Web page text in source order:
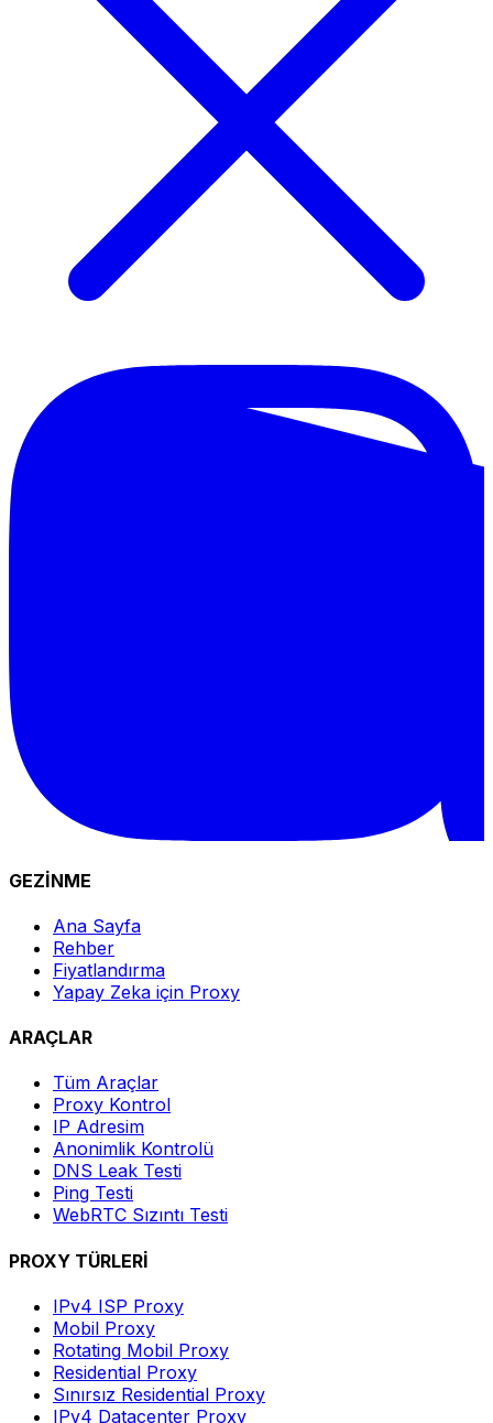
GEZİNME
Ana Sayfa
Rehber
Fiyatlandırma
Yapay Zeka için Proxy
ARAÇLAR
Tüm Araçlar
Proxy Kontrol
IP Adresim
Anonimlik Kontrolü
DNS Leak Testi
Ping Testi
WebRTC Sızıntı Testi
PROXY TÜRLERİ
IPv4 ISP Proxy
Mobil Proxy
Rotating Mobil Proxy
Residential Proxy
Sınırsız Residential Proxy
IPv4 Datacenter Proxy